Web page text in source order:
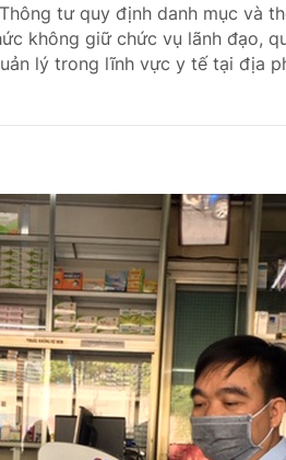
tư quy định danh mục và
không giữ chức vụ lãnh đạo,
lý trong lĩnh vực y tế tại địa